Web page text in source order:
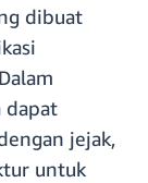
dibuat
dapat
jejak,
untuk